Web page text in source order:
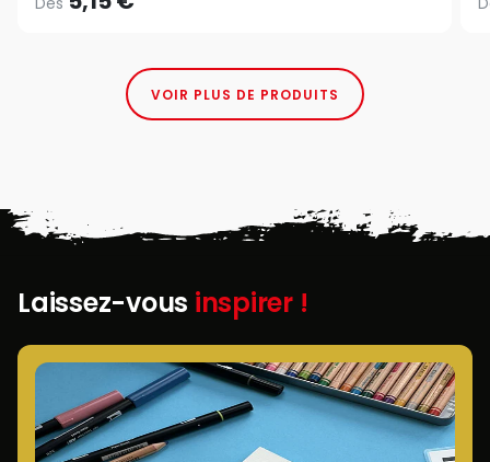
VOIR PLUS DE PRODUITS
Laissez-vous inspirer !